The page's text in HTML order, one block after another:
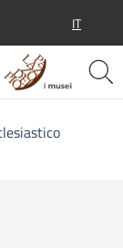
IT